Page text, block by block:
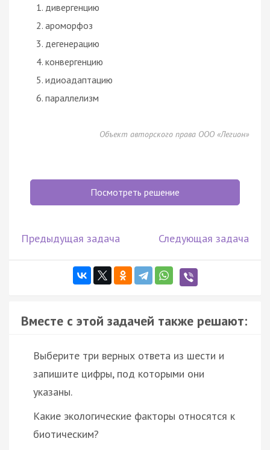
дивергенцию
ароморфоз
дегенерацию
конвергенцию
идиоадаптацию
параллелизм
Объект авторского права ООО «Легион»
Посмотреть решение
Предыдущая задача Следующая задача
Вместе с этой задачей также решают:
Выберите три верных ответа из шести и
запишите цифры, под которыми они
указаны.
Какие экологические факторы относятся к
биотическим?